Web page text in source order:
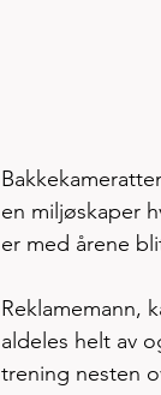
en miljøskaper
er med årene
Reklamemann,
aldeles helt av
trening nesten